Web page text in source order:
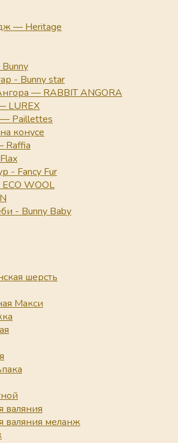
— Heritage
- Bunny star
— RABBIT ANGORA
LUREX
Paillettes
конусе
- Fancy Fur
WOOL
- Bunny Baby
шерсть
Макси
валяния
валяния меланж